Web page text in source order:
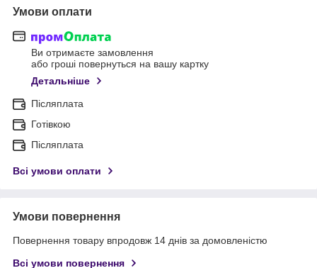
Умови оплати
Ви отримаєте замовлення
або гроші повернуться на вашу картку
Детальніше
Післяплата
Готівкою
Післяплата
Всі умови оплати
Умови повернення
Повернення товару впродовж 14 днів за домовленістю
Всі умови повернення